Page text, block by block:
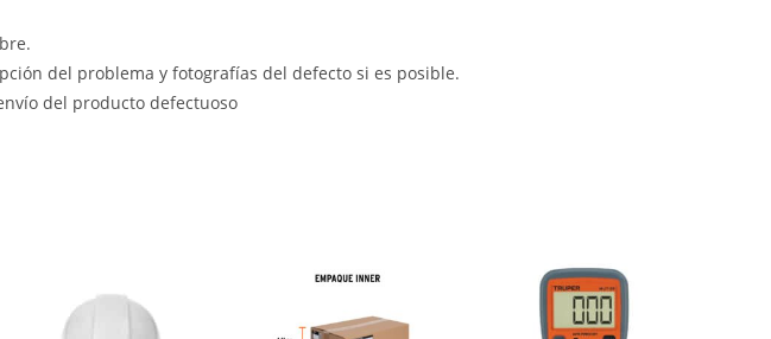
del problema y fotografías del defecto si es posible.
del producto defectuoso